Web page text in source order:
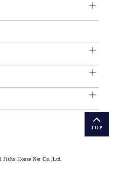
House Net Co.,Ltd.
TOP